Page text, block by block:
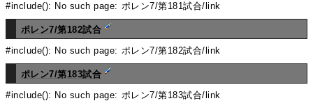
#include(): No such page: ポレン7/第181試合/link
ポレン7/第182試合
#include(): No such page: ポレン7/第182試合/link
ポレン7/第183試合
#include(): No such page: ポレン7/第183試合/link